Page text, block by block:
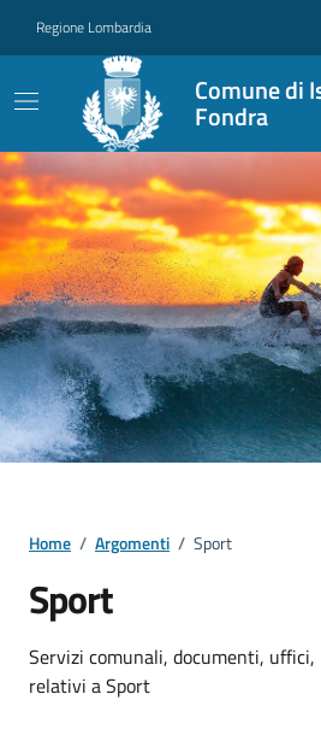
Regione Lombardia
Comune di
Fondra
Home / Argomenti / Sport
Sport
Dettagli della
Servizi comunali, documenti,
relativi a Sport